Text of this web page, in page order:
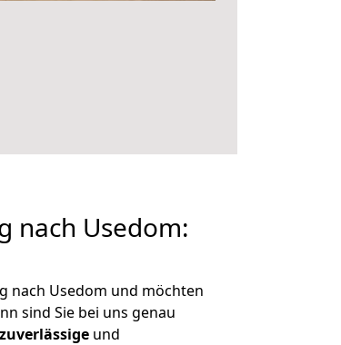
nach Usedom:
nach Usedom und möchten
sind Sie bei uns genau
zuverlässige und